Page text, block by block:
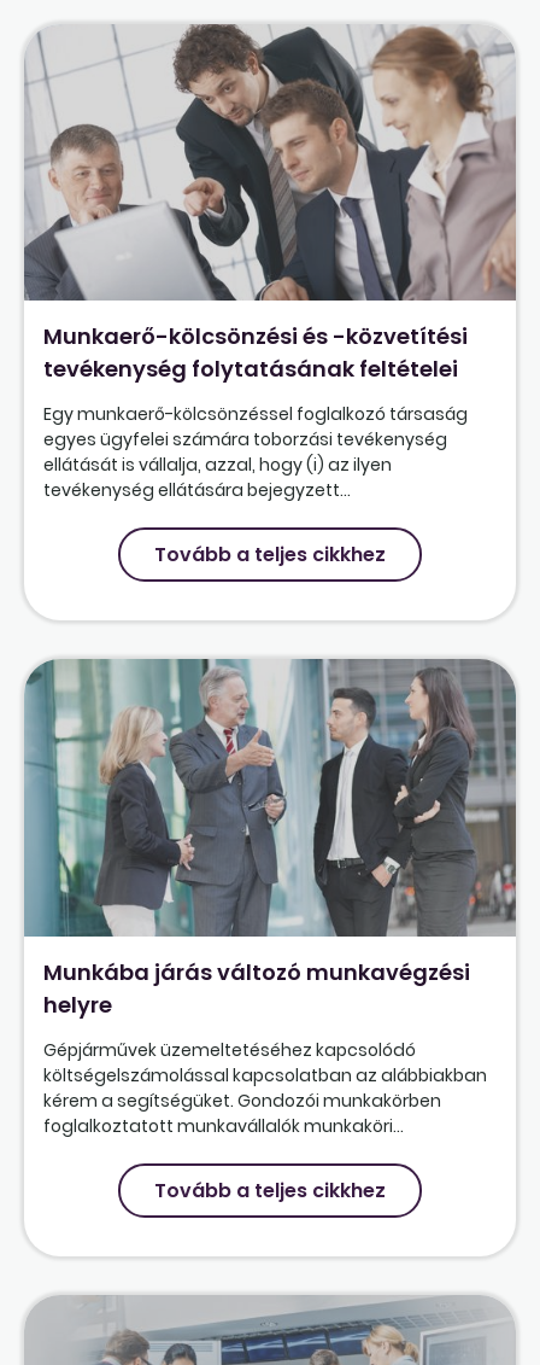
Munkaerő-kölcsönzési és -közvetítési
tevékenység folytatásának feltételei
Egy munkaerő-kölcsönzéssel foglalkozó társaság
egyes ügyfelei számára toborzási tevékenység
ellátását is vállalja, azzal, hogy (i) az ilyen
tevékenység ellátására bejegyzett...
Tovább a teljes cikkhez
Munkába járás változó munkavégzési
helyre
Gépjárművek üzemeltetéséhez kapcsolódó
költségelszámolással kapcsolatban az alábbiakban
kérem a segítségüket. Gondozói munkakörben
foglalkoztatott munkavállalók munkaköri...
Tovább a teljes cikkhez